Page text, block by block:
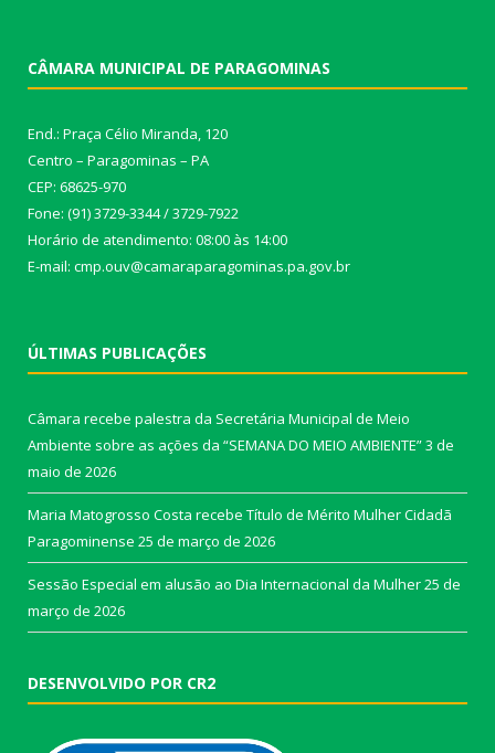
CÂMARA MUNICIPAL DE PARAGOMINAS
End.: Praça Célio Miranda, 120
Centro – Paragominas – PA
CEP: 68625-970
Fone: (91) 3729-3344 / 3729-7922
Horário de atendimento: 08:00 às 14:00
E-mail: cmp.ouv@camaraparagominas.pa.gov.br
ÚLTIMAS PUBLICAÇÕES
Câmara recebe palestra da Secretária Municipal de Meio
Ambiente sobre as ações da “SEMANA DO MEIO AMBIENTE”3 de
maio de 2026
Maria Matogrosso Costa recebe Título de Mérito Mulher Cidadã
Paragominense 25 de março de 2026
Sessão Especial em alusão ao Dia Internacional da Mulher25 de
março de 2026
DESENVOLVIDO POR CR2